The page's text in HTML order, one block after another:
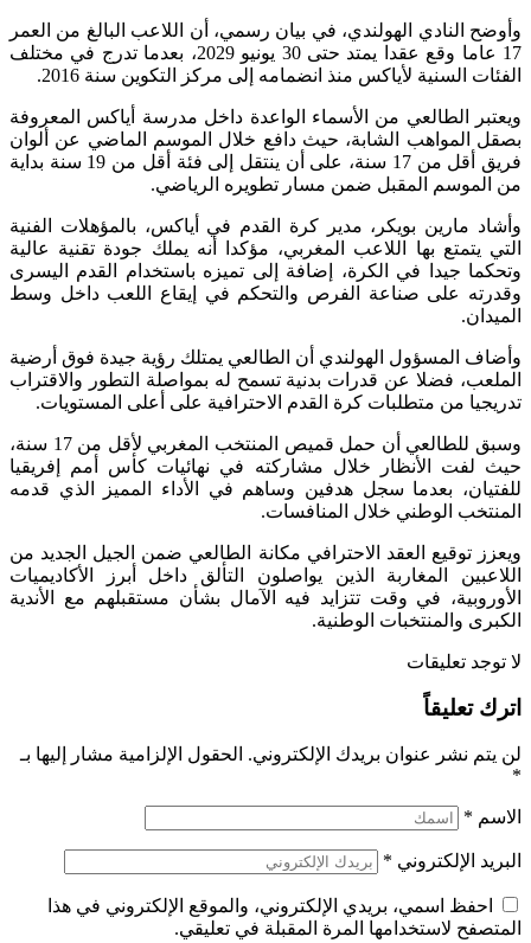
وأوضح النادي الهولندي، في بيان رسمي، أن اللاعب البالغ من العمر
17 عاما وقع عقدا يمتد حتى 30 يونيو 2029، بعدما تدرج في مختلف
الفئات السنية لأياكس منذ انضمامه إلى مركز التكوين سنة 2016.
ويعتبر الطالعي من الأسماء الواعدة داخل مدرسة أياكس المعروفة
بصقل المواهب الشابة، حيث دافع خلال الموسم الماضي عن ألوان
فريق أقل من 17 سنة، على أن ينتقل إلى فئة أقل من 19 سنة بداية
من الموسم المقبل ضمن مسار تطويره الرياضي.
وأشاد مارين بويكر، مدير كرة القدم في أياكس، بالمؤهلات الفنية
التي يتمتع بها اللاعب المغربي، مؤكدا أنه يملك جودة تقنية عالية
وتحكما جيدا في الكرة، إضافة إلى تميزه باستخدام القدم اليسرى
وقدرته على صناعة الفرص والتحكم في إيقاع اللعب داخل وسط
الميدان.
وأضاف المسؤول الهولندي أن الطالعي يمتلك رؤية جيدة فوق أرضية
الملعب، فضلا عن قدرات بدنية تسمح له بمواصلة التطور والاقتراب
تدريجيا من متطلبات كرة القدم الاحترافية على أعلى المستويات.
وسبق للطالعي أن حمل قميص المنتخب المغربي لأقل من 17 سنة،
حيث لفت الأنظار خلال مشاركته في نهائيات كأس أمم إفريقيا
للفتيان، بعدما سجل هدفين وساهم في الأداء المميز الذي قدمه
المنتخب الوطني خلال المنافسات.
ويعزز توقيع العقد الاحترافي مكانة الطالعي ضمن الجيل الجديد من
اللاعبين المغاربة الذين يواصلون التألق داخل أبرز الأكاديميات
الأوروبية، في وقت تتزايد فيه الآمال بشأن مستقبلهم مع الأندية
الكبرى والمنتخبات الوطنية.
لا توجد تعليقات
اترك تعليقاً
لن يتم نشر عنوان بريدك الإلكتروني. الحقول الإلزامية مشار إليها بـ
*
الاسم *
البريد الإلكتروني *
احفظ اسمي، بريدي الإلكتروني، والموقع الإلكتروني في هذا
المتصفح لاستخدامها المرة المقبلة في تعليقي.